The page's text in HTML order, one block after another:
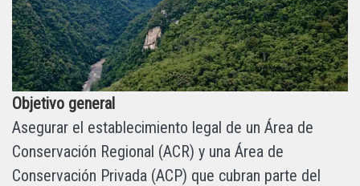
Objetivo general
Asegurar el establecimiento legal de un Área de
Conservación Regional (ACR) y una Área de
Conservación Privada (ACP) que cubran parte del